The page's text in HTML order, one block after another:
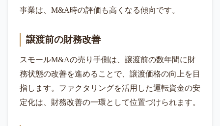
事業は、M&A時の評価も高くなる傾向です。
譲渡前の財務改善
スモールM&Aの売り手側は、譲渡前の数年間に財
務状態の改善を進めることで、譲渡価格の向上を目
指します。ファクタリングを活用した運転資金の安
定化は、財務改善の一環として位置づけられます。